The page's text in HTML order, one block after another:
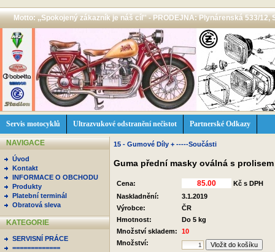
Motto: ,,Spokojený zákazník je náš cíl'' - PRODEJNA: Plynárenská 533/12,
Servis motocyklů Ultrazvukové odstranění nečistot Partnerské Odkazy
NAVIGACE
Úvod
Kontakt
INFORMACE O OBCHODU
Produkty
Platební terminál
Obratová sleva
KATEGORIE
SERVISNÍ PRÁCE
=============
15 - Gumové Díly + -----Součásti
Guma přední masky oválná s
Cena:
Kč s DPH
Naskladnění:
3.1.2019
Výrobce:
ČR
Hmotnost:
Do 5 kg
Množství skladem:
10
Množství: